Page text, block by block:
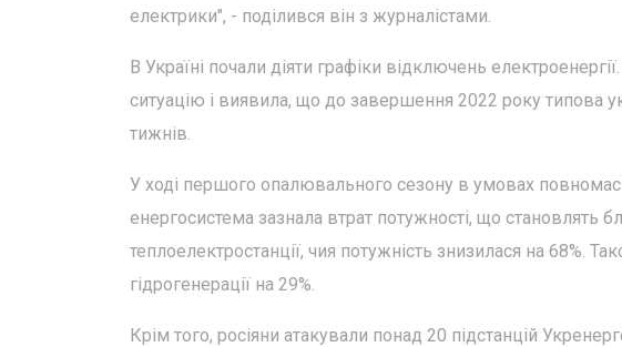
електрики", - поділився він з журналістами.
В Україні почали діяти графіки відключень
ситуацію і виявила, що до завершення 2022 року типова
тижнів.
У ході першого опалювального сезону в умовах
енергосистема зазнала втрат потужності, що становлять
теплоелектростанції, чия потужність знизилася на 68%.
гідрогенерації на 29%.
Крім того, росіяни атакували понад 20 підстанцій